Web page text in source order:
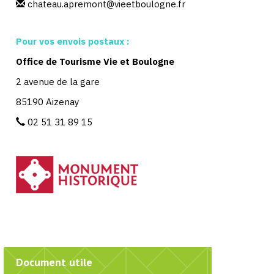
chateau.apremont@vieetboulogne.fr
Pour vos envois postaux :
Office de Tourisme Vie et Boulogne
2 avenue de la gare
85190 Aizenay
02 51 31 89 15
Document utile